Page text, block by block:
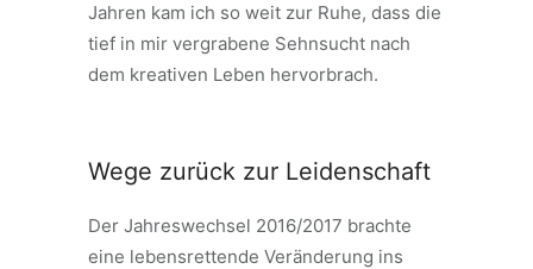
Jahren kam ich so weit zur Ruhe, dass die
tief in mir vergrabene Sehnsucht nach
dem kreativen Leben hervorbrach.
Wege zurück zur Leidenschaft
Der Jahreswechsel 2016/2017 brachte
eine lebensrettende Veränderung ins